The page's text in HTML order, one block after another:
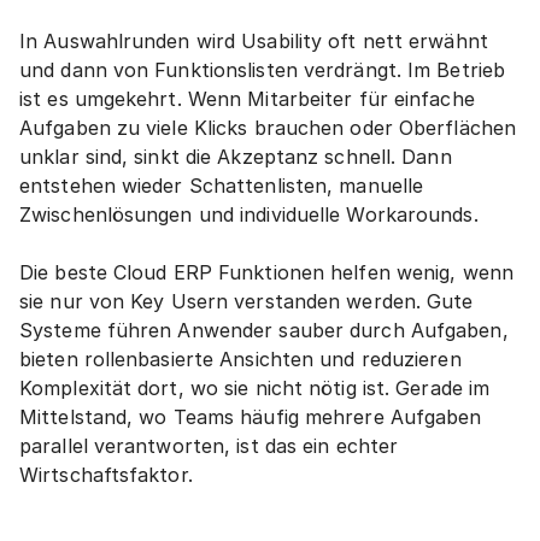
In Auswahlrunden wird Usability oft nett erwähnt
und dann von Funktionslisten verdrängt. Im Betrieb
ist es umgekehrt. Wenn Mitarbeiter für einfache
Aufgaben zu viele Klicks brauchen oder Oberflächen
unklar sind, sinkt die Akzeptanz schnell. Dann
entstehen wieder Schattenlisten, manuelle
Zwischenlösungen und individuelle Workarounds.
Die beste Cloud ERP Funktionen helfen wenig, wenn
sie nur von Key Usern verstanden werden. Gute
Systeme führen Anwender sauber durch Aufgaben,
bieten rollenbasierte Ansichten und reduzieren
Komplexität dort, wo sie nicht nötig ist. Gerade im
Mittelstand, wo Teams häufig mehrere Aufgaben
parallel verantworten, ist das ein echter
Wirtschaftsfaktor.